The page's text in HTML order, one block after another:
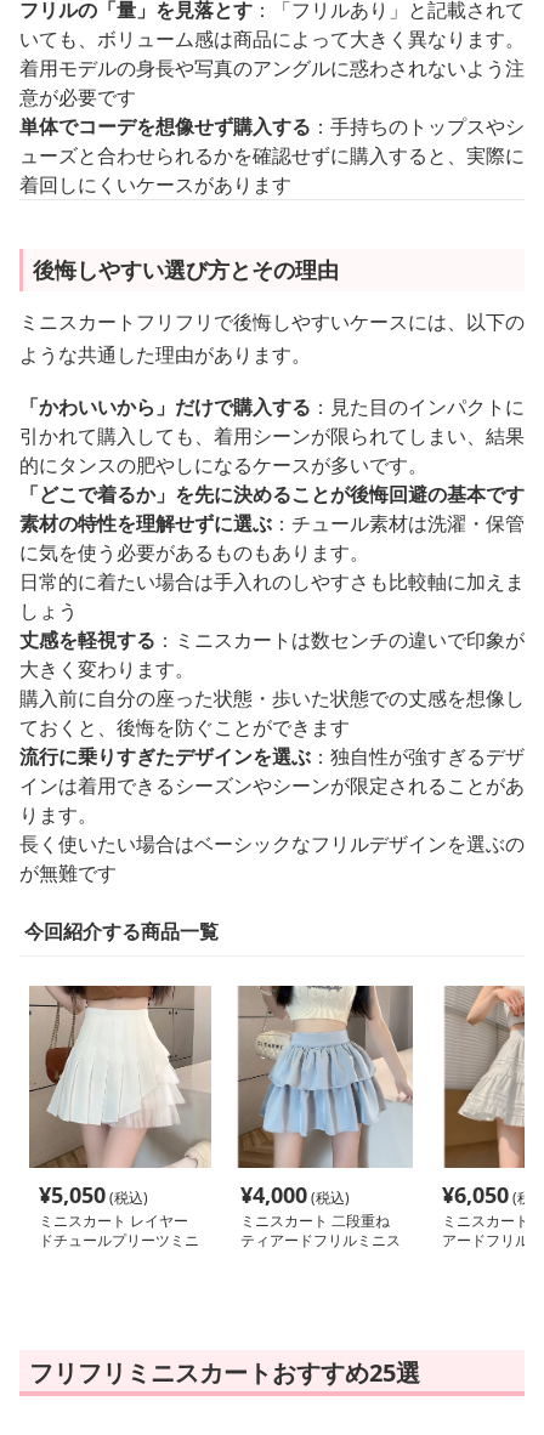
フリルの「量」を見落とす ：「フリルあり」と記載されて
いても、ボリューム感は商品によって大きく異なります。
着用モデルの身長や写真のアングルに惑わされないよう注
意が必要です
単体でコーデを想像せず購入する ：手持ちのトップスやシ
ューズと合わせられるかを確認せずに購入すると、実際に
着回しにくいケースがあります
後悔しやすい選び方とその理由
ミニスカートフリフリで後悔しやすいケースには、以下の
ような共通した理由があります。
「かわいいから」だけで購入する ：見た目のインパクトに
引かれて購入しても、着用シーンが限られてしまい、結果
的にタンスの肥やしになるケースが多いです。
「どこで着るか」を先に決めることが後悔回避の基本です
素材の特性を理解せずに選ぶ ：チュール素材は洗濯・保管
に気を使う必要があるものもあります。
日常的に着たい場合は手入れのしやすさも比較軸に加えま
しょう
丈感を軽視する ：ミニスカートは数センチの違いで印象が
大きく変わります。
購入前に自分の座った状態・歩いた状態での丈感を想像し
ておくと、後悔を防ぐことができます
流行に乗りすぎたデザインを選ぶ ：独自性が強すぎるデザ
インは着用できるシーズンやシーンが限定されることがあ
ります。
長く使いたい場合はベーシックなフリルデザインを選ぶの
が無難です
今回紹介する商品一覧
¥5,050(税込)
ミニスカート レイヤー
ドチュールプリーツミニ
¥4,000(税込)
ミニスカート 二段重ね
ティアードフリルミニス
¥6,050(税
ミニスカート
アードフリル
フリフリミニスカートおすすめ25選